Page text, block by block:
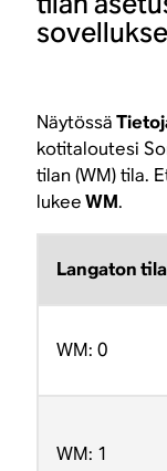
Näytössä
kotitaloutesi
tilan (WM) tila.
lukeeWM.
Langaton tila
WM: 0
WM: 1